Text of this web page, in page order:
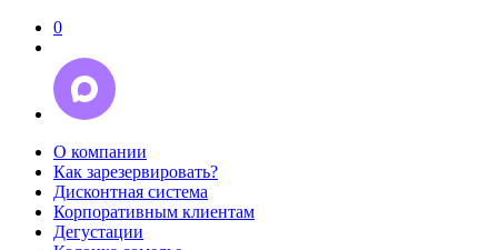
0
О компании
Как зарезервировать?
Дисконтная система
Корпоративным клиентам
Дегустации